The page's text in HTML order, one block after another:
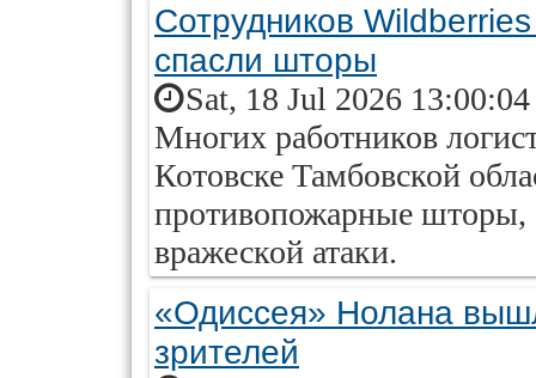
Сотрудников
спасли шторы
Sat, 18 Jul 2026
Многих работников
Котовске Тамбовской
противопожарные
вражеской атаки.
«Одиссея» Нолана
зрителей